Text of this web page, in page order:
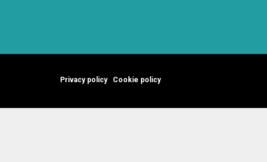
Privacy policy Cookie policy